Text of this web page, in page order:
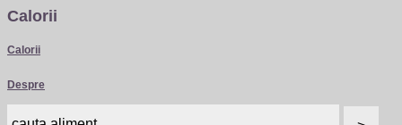
Calorii
Calorii
Despre